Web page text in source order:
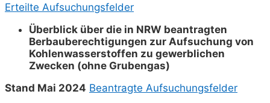
Erteilte Aufsuchungsfelder
Überblick über die in NRW beantragten
Berbauberechtigungen zur Aufsuchung von
Kohlenwasserstoffen zu gewerblichen
Zwecken (ohne Grubengas)
Stand Mai 2024 Beantragte Aufsuchungsfelder